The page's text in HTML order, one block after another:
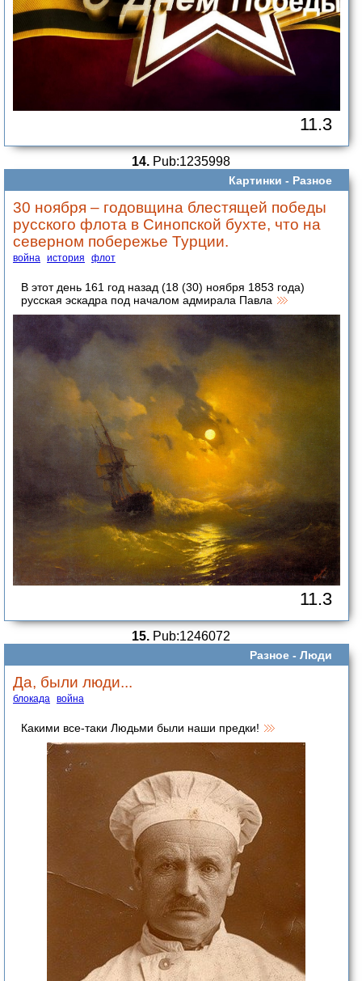
11.3
14. Pub:1235998
Картинки - Разное
30 ноября – годовщина блестящей победы
русского флота в Синопской бухте, что на
северном побережье Турции.
война история флот
В этот день 161 год назад (18 (30) ноября 1853 года)
русская эскадра под началом адмирала Павла
11.3
15. Pub:1246072
Разное - Люди
Да, были люди...
блокада война
Какими все-таки Людьми были наши предки!